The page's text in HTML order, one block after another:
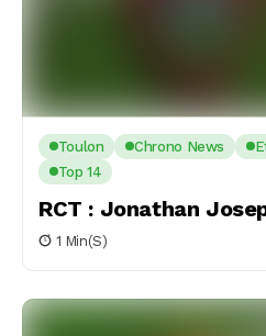
Toulon Chrono News
Top 14
RCT : Jonathan
1 Min(s)